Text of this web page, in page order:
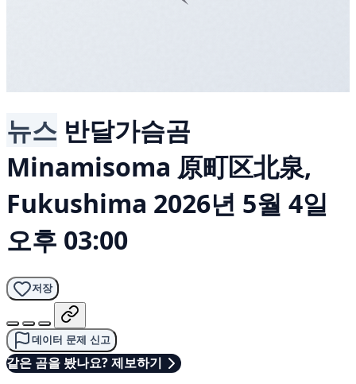
뉴스 반달가슴곰
Minamisoma 原町区北泉,
Fukushima 2026년 5월 4일
오후 03:00
저장
데이터 문제 신고
같은 곰을 봤나요? 제보하기